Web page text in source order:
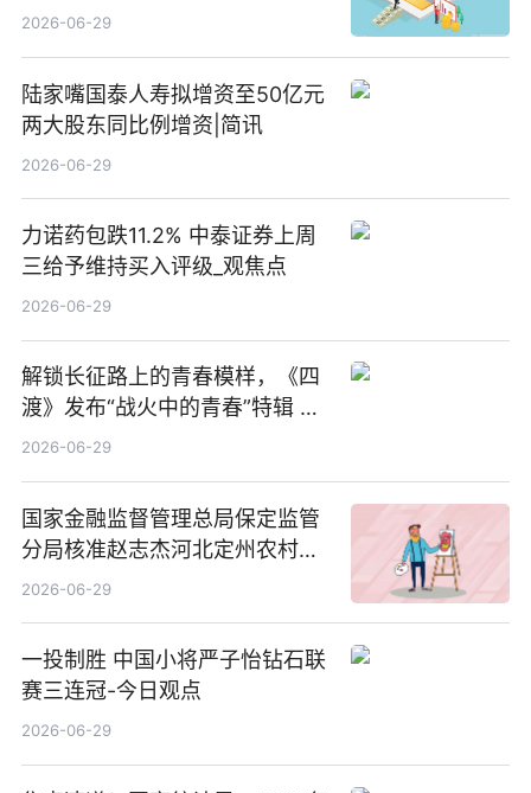
递
2026-06-29
陆家嘴国泰人寿拟增资至50亿元
两大股东同比例增资|简讯
2026-06-29
力诺药包跌11.2% 中泰证券上周
三给予维持买入评级_观焦点
2026-06-29
解锁长征路上的青春模样，《四
渡》发布“战火中的青春”特辑 每
日看点
2026-06-29
国家金融监督管理总局保定监管
分局核准赵志杰河北定州农村商
业银行股份有限公司副行长任职
2026-06-29
一投制胜 中国小将严子怡钻石联
赛三连冠-今日观点
2026-06-29